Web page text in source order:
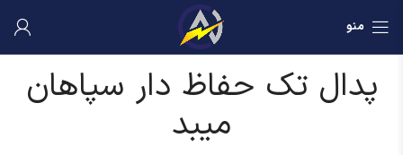
منو
پدال تک حفاظ دار سپاهان
میبد